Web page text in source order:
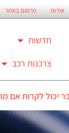
אודות פרסום באתר
חדשות
צרכנות רכב
יכול לקרות אם